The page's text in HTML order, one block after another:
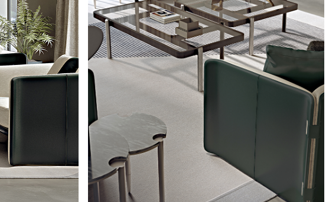
del Reglamento (UE) 2016/679 (GDPR)
y fines de marketing comercial
correo electrónico
Facebook
a continuación: